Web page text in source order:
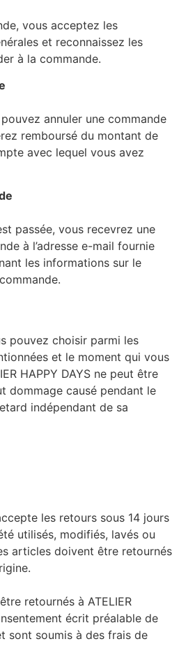
vous acceptez les
et reconnaissez les
à la commande.
annuler une commande
remboursé du montant de
avec lequel vous avez
passée, vous recevrez une
à l’adresse e-mail fournie
les informations sur le
pouvez choisir parmi les
et le moment qui vous
HAPPY DAYS ne peut être
dommage causé pendant le
indépendant de sa
les retours sous 14 jours
utilisés, modifiés, lavés ou
articles doivent être retournés
retournés à ATELIER
écrit préalable de
sont soumis à des frais de